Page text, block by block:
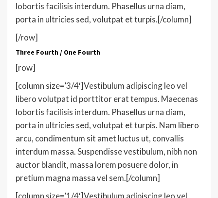
lobortis facilisis interdum. Phasellus urna diam,
porta in ultricies sed, volutpat et turpis.[/column]
[/row]
Three Fourth / One Fourth
[row]
[column size=’3/4′]Vestibulum adipiscing leo vel
libero volutpat id porttitor erat tempus. Maecenas
lobortis facilisis interdum. Phasellus urna diam,
porta in ultricies sed, volutpat et turpis. Nam libero
arcu, condimentum sit amet luctus ut, convallis
interdum massa. Suspendisse vestibulum, nibh non
auctor blandit, massa lorem posuere dolor, in
pretium magna massa vel sem.[/column]
[column size=’1/4′]Vestibulum adipiscing leo vel